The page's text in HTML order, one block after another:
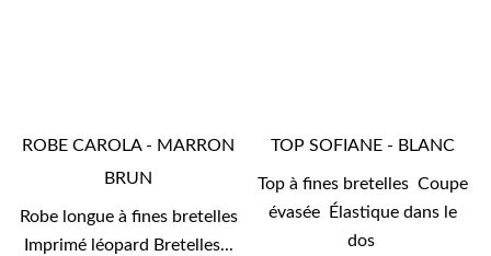
ROBE CAROLA - MARRON
BRUN
Robe longue à fines bretelles
Imprimé léopard Bretelles...
TOP SOFIANE - BLANC
Top à fines bretelles Coupe
évasée Élastique dans le
dos